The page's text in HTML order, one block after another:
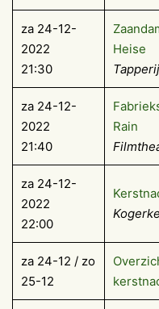
za 24-12-
2022
21:30
Heise
za 24-12-
2022
21:40
Rain
za 24-12-
2022
22:00
za 24-12 / zo
25-12